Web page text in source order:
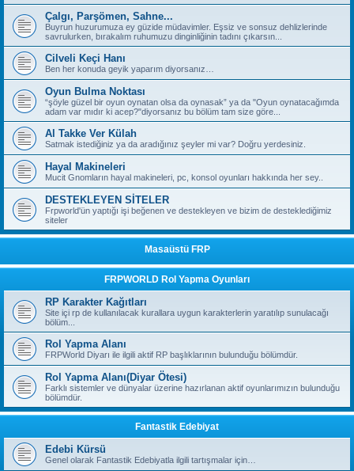
Çalgı, Parşömen, Sahne...
Buyrun huzurumuza ey güzide müdavimler. Eşsiz ve sonsuz dehlizlerinde
savrulurken, bırakalım ruhumuzu dinginliğinin tadını çıkarsın...
Cilveli Keçi Hanı
Ben her konuda geyik yaparım diyorsanız…
Oyun Bulma Noktası
“şöyle güzel bir oyun oynatan olsa da oynasak” ya da "Oyun oynatacağımda
adam var mıdır ki acep?"diyorsanız bu bölüm tam size göre...
Al Takke Ver Külah
Satmak istediğiniz ya da aradığınız şeyler mi var? Doğru yerdesiniz.
Hayal Makineleri
Mucit Gnomların hayal makineleri, pc, konsol oyunları hakkında her sey..
DESTEKLEYEN SİTELER
Frpworld'ün yaptığı işi beğenen ve destekleyen ve bizim de desteklediğimiz
siteler
Masaüstü FRP
FRPWORLD Rol Yapma Oyunları
RP Karakter Kağıtları
Site içi rp de kullanılacak kurallara uygun karakterlerin yaratılıp sunulacağı
bölüm...
Rol Yapma Alanı
FRPWorld Diyarı ile ilgili aktif RP başlıklarının bulunduğu bölümdür.
Rol Yapma Alanı(Diyar Ötesi)
Farklı sistemler ve dünyalar üzerine hazırlanan aktif oyunlarımızın bulunduğu
bölümdür.
Fantastik Edebiyat
Edebi Kürsü
Genel olarak Fantastik Edebiyatla ilgili tartışmalar için…